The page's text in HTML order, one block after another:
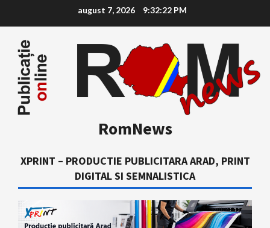
content
august 7, 2026 9:32:23 PM
RomNews
XPRINT – PRODUCTIE PUBLICITARA ARAD, PRINT
DIGITAL SI SEMNALISTICA